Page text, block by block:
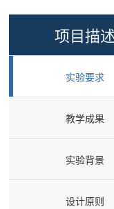
项目描
实验要求
教学成果
实验背景
设计原则